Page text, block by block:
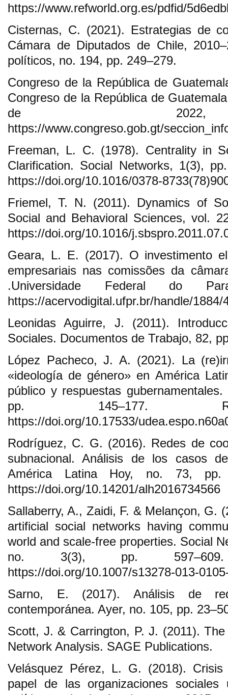
https://www.refworld.org.es/pdfid/
Cisternas, C. (2021). Estrategias de
Cámara de Diputados de Chile,
políticos, no. 194, pp. 249–279.
Congreso de la República de
Congreso de la República de
de
https://www.congreso.gob.gt/
Freeman, L. C. (1978). Centrality in
Clarification. Social Networks, 1(3),
https://doi.org/10.1016/0378-
Friemel, T. N. (2011). Dynamics of
Social and Behavioral Sciences, vol.
https://doi.org/10.1016/
Geara, L. E. (2017). O investimento
empresariais nas comissões da
.Universidade Federal do
https://acervodigital.ufpr.br/handle/1884/
Leonidas Aguirre, J. (2011).
Sociales. Documentos de Trabajo, 82,
López Pacheco, J. A. (2021). La
«ideología de género» en América
público y respuestas
pp. 145–177.
https://doi.org/10.17533/
Rodríguez, C. G. (2016). Redes de
subnacional. Análisis de los casos
América Latina Hoy, no. 73, pp.
https://doi.org/10.14201/alh2016734566
Sallaberry, A., Zaidi, F. & Melançon, G.
artificial social networks having
world and scale-free properties. Social
no. 3(3), pp. 597–609.
https://doi.org/10.1007/s13278-013-
Sarno, E. (2017). Análisis de
contemporánea. Ayer, no. 105, pp.
Scott, J. & Carrington, P. J. (2011).
Network Analysis. SAGE Publications.
Velásquez Pérez, L. G. (2018).
papel de las organizaciones